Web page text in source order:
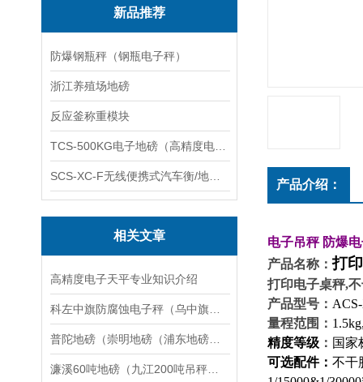
新品推荐
防爆钢瓶秤（钢瓶电子秤）
浙江养殖场地磅
反应釜称重模块
相关文章
高精度电子天平专业知识介绍
产品介绍：
电子吊秤 防爆
产品名称：打
打印电子桌秤,
产品型号：
量程范围：
精度等级 ： 国家
可选配件： 不干